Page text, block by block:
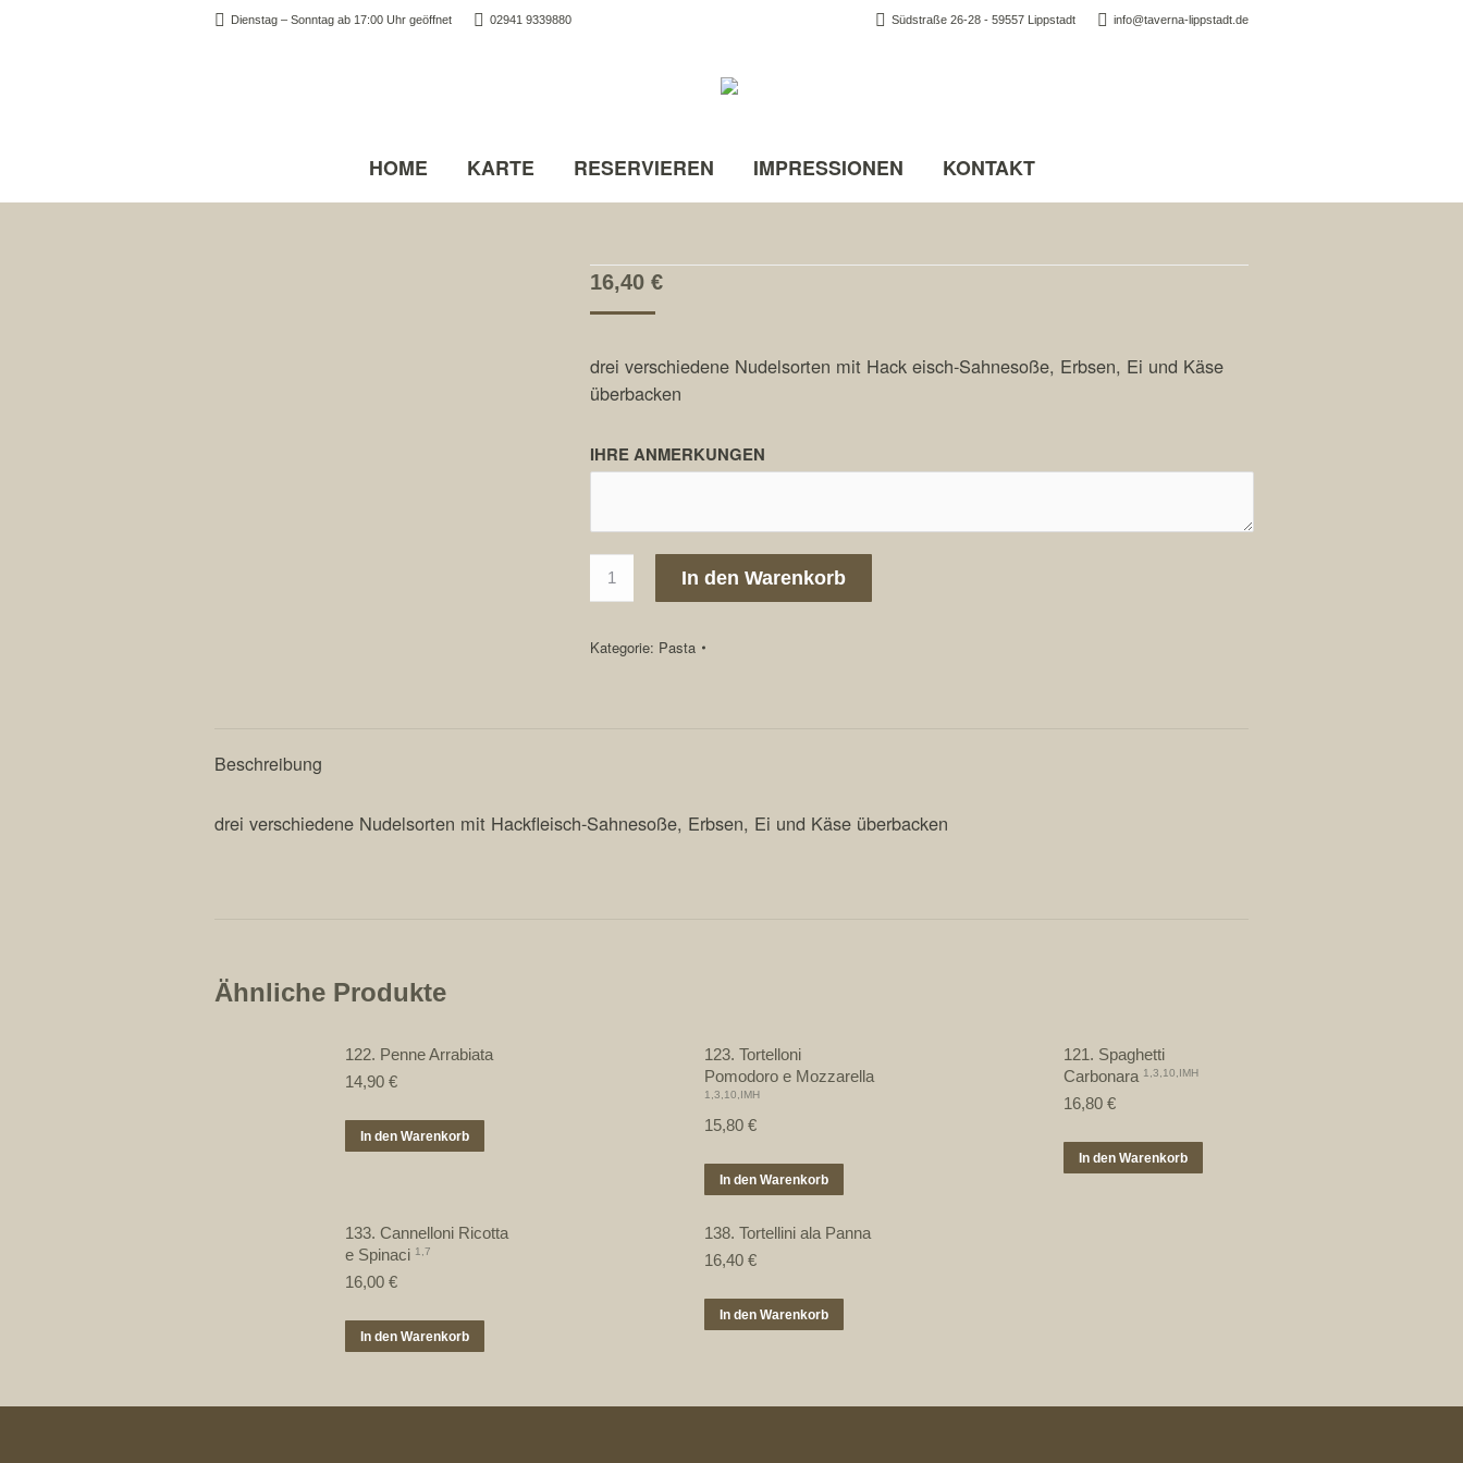
Dienstag – Sonntag ab 17:00 Uhr geöffnet 02941 9339880 Südstraße 26-28 - 59557 Lippstadt info@taverna-lippstadt.de
HOME KARTE RESERVIEREN IMPRESSIONEN KONTAKT
16,40 €
drei verschiedene Nudelsorten mit Hack eisch-Sahnesoße, Erbsen, Ei und Käse
überbacken
IHRE ANMERKUNGEN
Tris
Menge
In den Warenkorb
Kategorie: Pasta
Beschreibung
drei verschiedene Nudelsorten mit Hackfleisch-Sahnesoße, Erbsen, Ei und Käse überbacken
Ähnliche Produkte
122. Penne Arrabiata
14,90 €
In den Warenkorb
123. Tortelloni
Pomodoro e Mozzarella
1,3,10,IMH
15,80 €
In den Warenkorb
121. Spaghetti
Carbonara 1,3,10,IMH
16,80 €
In den Warenkorb
133. Cannelloni Ricotta
e Spinaci 1,7
16,00 €
In den Warenkorb
138. Tortellini ala Panna
16,40 €
In den Warenkorb